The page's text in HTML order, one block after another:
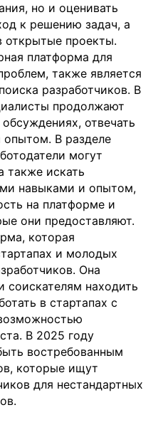
но и оценивать
к решению задач, а
открытые проекты.
платформа для
также является
разработчиков. В
продолжают
отвечать
опытом. В разделе
могут
также искать
навыками и опытом,
на платформе и
они предоставляют.
которая
и молодых
Она
соискателям находить
в стартапах с
В 2025 году
востребованным
которые ищут
для нестандартных